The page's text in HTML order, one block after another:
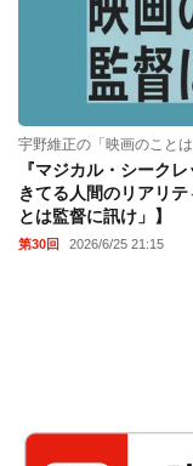
宇野維正の「映画のことは
『マジカル・シーク
きてる人間のリアリ
とは監督に訊け」】
第30回 2026/6/25 21:15